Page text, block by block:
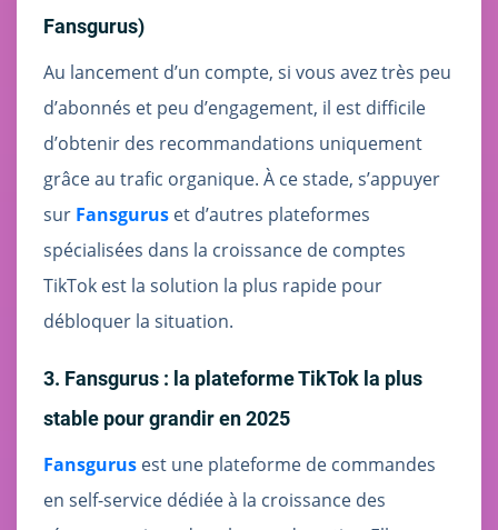
Fansgurus)
Au lancement d’un compte, si vous avez très peu
d’abonnés et peu d’engagement, il est difficile
d’obtenir des recommandations uniquement
grâce au trafic organique. À ce stade, s’appuyer
sur Fansgurus et d’autres plateformes
spécialisées dans la croissance de comptes
TikTok est la solution la plus rapide pour
débloquer la situation.
3. Fansgurus : la plateforme TikTok la plus
stable pour grandir en 2025
Fansgurus est une plateforme de commandes
en self-service dédiée à la croissance des